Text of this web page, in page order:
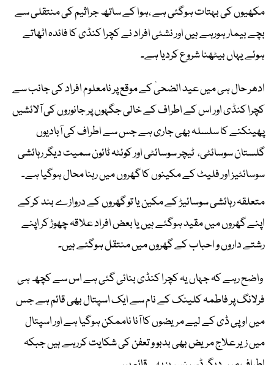
مکھیوں کی بہتات ہوگئی ہے ،ہوا کے ساتھ جراثیم کی منتقلی سے
بچے بیمار ہورہے ہیں اور نشئی افراد نے کچرا کنڈی کا فائدہ اٹھاتے
ہوئے یہاں بیٹھنا شروع کردیا ہے۔
ادھر حال ہی میں عید الضحیٰ کے موقع پر نامعلوم افراد کی جانب سے
کچرا کنڈی اور اس کے اطراف کے خالی جگہوں پر جانوروں کی آلائشیں
پھینکنے کا سلسلہ بھی جاری ہے جس سے اطراف کی آبادیوں
گلستان سوسائٹی، ٹیچر سوسائٹی اور کوئٹہ ٹائون سمیت دیگر رہائشی
سوسائٹیز اور فلیٹ کے مکینوں کا گھروں میں رہنا محال ہوگیا ہے۔
متعلقہ رہائشی سوسائیڑ کے مکین یا تو گھروں کے دروازے بند کرکے
اپنے گھروں میں مقید ہوگئے ہیں یا بعض افراد علاقہ چھوڑ کر اپنے
رشتے داروں و احباب کے گھروں میں منتقل ہوگئے ہیں۔
واضح رہے کہ جہاں یہ کچرا کنڈی بنائی گئی ہے اس سے کچھ ہی
فرلانگ پر فاطمہ کلینک کے نام سے ایک اسپتال بھی قائم ہے جس
میں او پی ڈی کے لیے مریضوں کا آنا ناممکن ہوگیا ہے اور اسپتال
میں زیر علاج مریض بھی بدبو و تعفن کی شکایت کررہے ہیں جبکہ